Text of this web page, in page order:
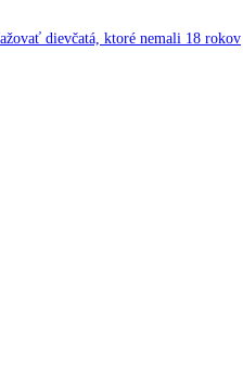
dievčatá, ktoré nemali 18 rokov